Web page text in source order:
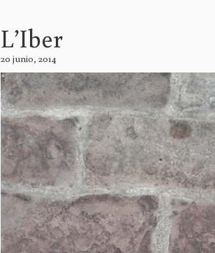
L’Iber
20 junio, 2014